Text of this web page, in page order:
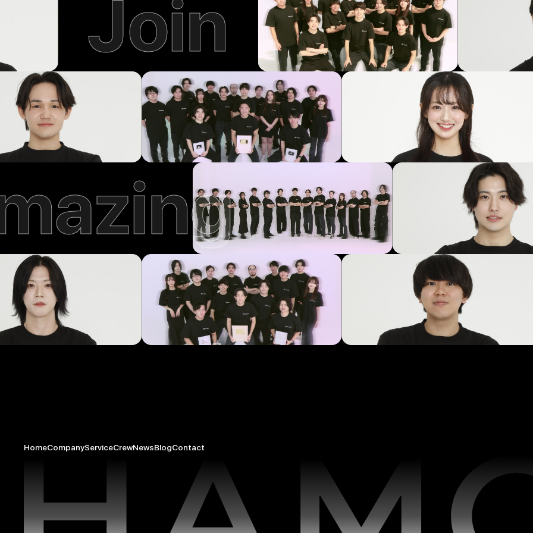
Join
HomeCompanyServiceCrewNewsBlogContact